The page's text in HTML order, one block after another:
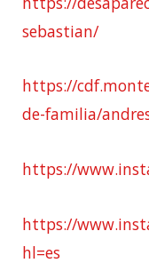
sebastian/
https://
de-familia/
https://
https://
hl=es